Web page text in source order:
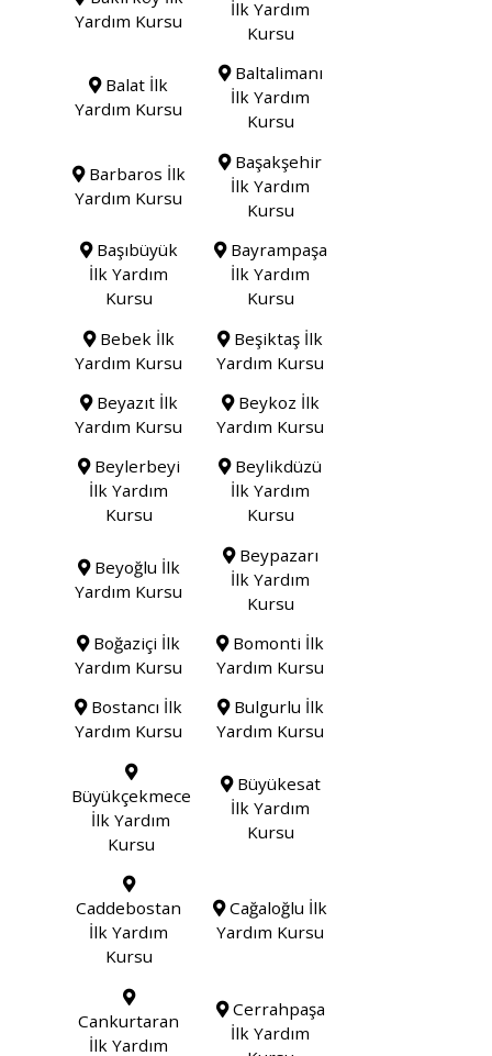
Yardım Kursu
İlk Yardım
Kursu
Balat İlk
Yardım Kursu
Baltalimanı
İlk Yardım
Kursu
Barbaros İlk
Yardım Kursu
Başakşehir
İlk Yardım
Kursu
Başıbüyük
İlk Yardım
Kursu
Bayrampaşa
İlk Yardım
Kursu
Bebek İlk
Yardım Kursu
Beşiktaş İlk
Yardım Kursu
Beyazıt İlk
Yardım Kursu
Beykoz İlk
Yardım Kursu
Beylerbeyi
İlk Yardım
Kursu
Beylikdüzü
İlk Yardım
Kursu
Beyoğlu İlk
Yardım Kursu
Beypazarı
İlk Yardım
Kursu
Boğaziçi İlk
Yardım Kursu
Bomonti İlk
Yardım Kursu
Bostancı İlk
Yardım Kursu
Bulgurlu İlk
Yardım Kursu
Büyükçekmece
İlk Yardım
Kursu
Büyükesat
İlk Yardım
Kursu
Caddebostan
İlk Yardım
Kursu
Cağaloğlu İlk
Yardım Kursu
Cankurtaran
İlk Yardım
Cerrahpaşa
İlk Yardım